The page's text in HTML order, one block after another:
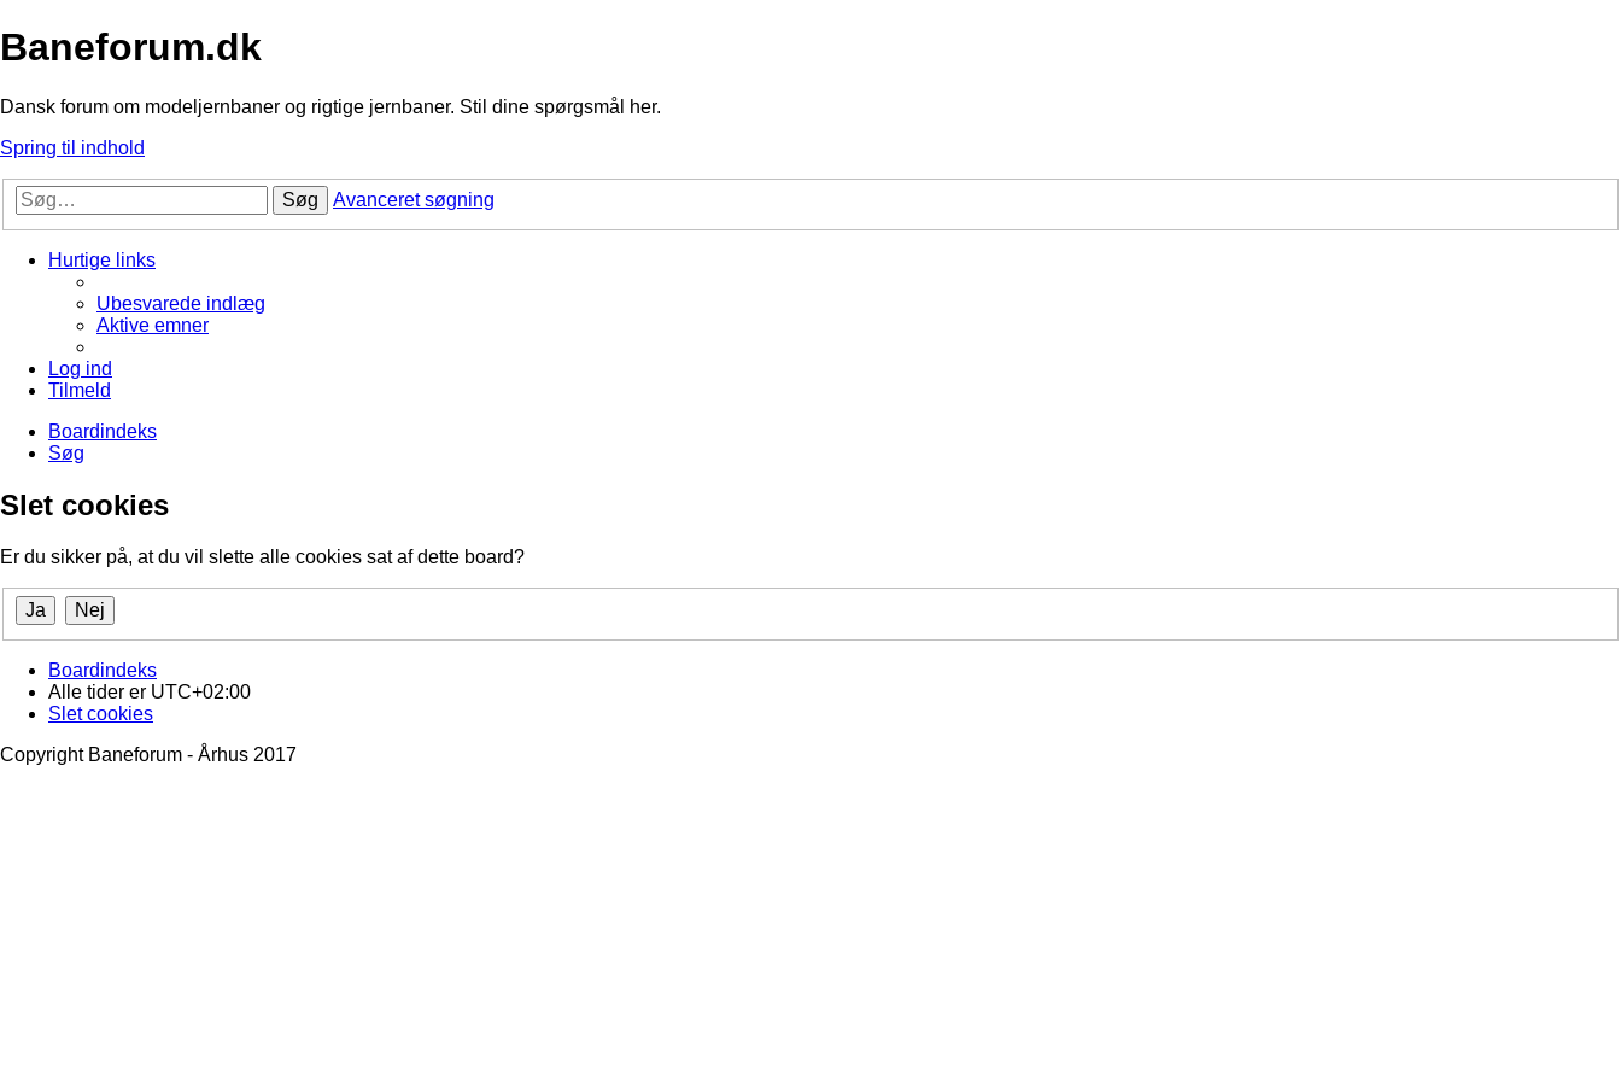
Baneforum.dk
Dansk forum om modeljernbaner og rigtige jernbaner. Stil dine spørgsmål her.
Spring til indhold
Søg Avanceret søgning
Hurtige links
Ubesvarede indlæg
Aktive emner
Log ind
Tilmeld
Boardindeks
Søg
Slet cookies
Er du sikker på, at du vil slette alle cookies sat af dette board?
Boardindeks
Alle tider er UTC+02:00
Slet cookies
Copyright Baneforum - Århus 2017